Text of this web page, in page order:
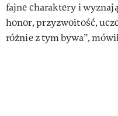
fajne charaktery i
honor, przyzwoitość,
różnie z tym bywa”,